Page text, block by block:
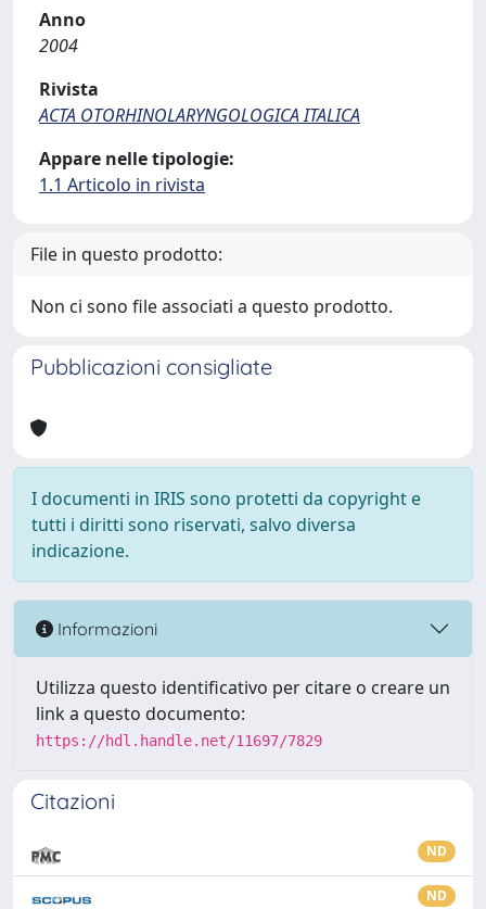
Anno
2004
Rivista
ACTA OTORHINOLARYNGOLOGICA ITALICA
Appare nelle tipologie:
1.1 Articolo in rivista
File in questo prodotto:
Non ci sono file associati a questo prodotto.
Pubblicazioni consigliate
I documenti in IRIS sono protetti da copyright e
tutti i diritti sono riservati, salvo diversa
indicazione.
Informazioni
Utilizza questo identificativo per citare o creare un
link a questo documento:
https://hdl.handle.net/11697/7829
Citazioni
ND
ND